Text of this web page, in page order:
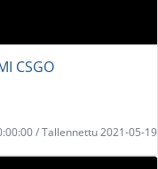
CSGO
/ Tallennettu 2021-05-19